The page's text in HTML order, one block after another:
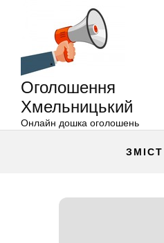
Оголошення
Хмельницький
Онлайн дошка оголошень
ЗМІСТ